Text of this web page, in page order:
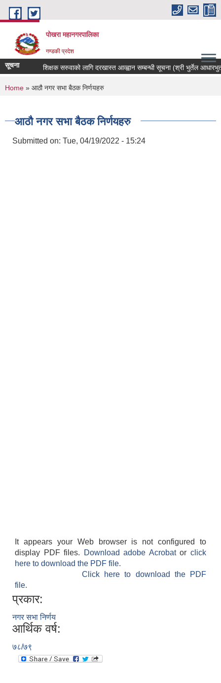
Skip to main content
पोखरा महानगरपालिका
गण्डकी प्रदेश
सूचना शिक्षक सरुवाको लागि दरखास्त आव्ह्वान सम्बन्धी सूचना (श्री भुर्तेल आधारभुत
You are here
Home » आठौ नगर सभा बैठक निर्णयहरु
आठौ नगर सभा बैठक निर्णयहरु
Submitted on: Tue, 04/19/2022 - 15:24
It appears your Web browser is not configured to
display PDF files.
Download adobe Acrobatorclick
here to download the PDF file.
Click here to download the PDF
file.
प्रकार:
नगर सभा निर्णय
आर्थिक वर्ष:
७८/७९